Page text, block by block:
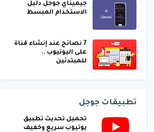
جيميناي جوجل دليل
الاستخدام المبسط
7 نصائح عند إنشاء قناة
على اليوتيوب ..
للمبتدئين
تطبيقات جوجل
تحميل تحديث تطبيق
يوتيوب سريع وخفيف